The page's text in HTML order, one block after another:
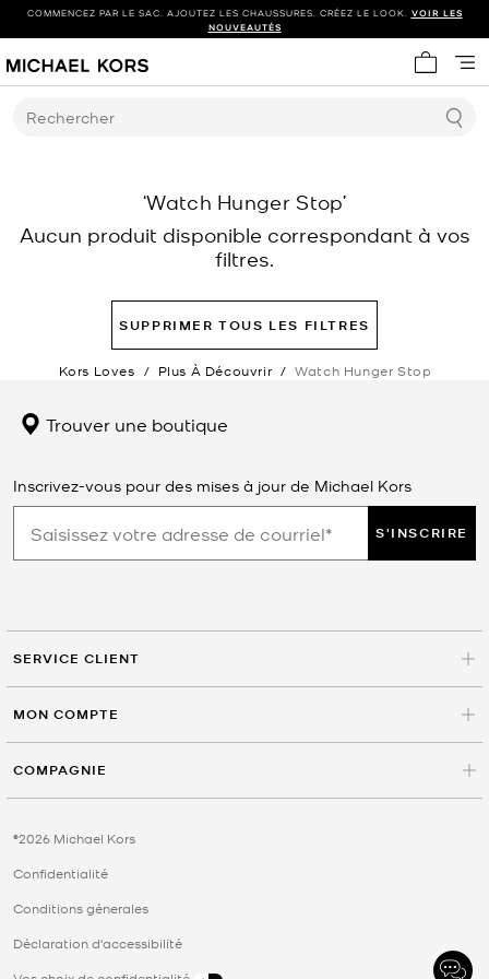
COMMENCEZ PAR LE SAC. AJOUTEZ LES CHAUSSURES. CRÉEZ LE LOOK. VOIR LES
NOUVEAUTÉS
Mon
Rechercher
‘Watch Hunger Stop’
Aucun produit disponible correspondant à vos
filtres.
SUPPRIMER TOUS LES FILTRES
Kors Loves / Plus À Découvrir / Watch Hunger Stop
Trouver une boutique
Inscrivez-vous pour des mises à jour de Michael Kors
S'INSCRIRE
SERVICE CLIENT
MON COMPTE
COMPAGNIE
©2026 Michael Kors
Confidentialité
Conditions génerales
Déclaration d'accessibilité